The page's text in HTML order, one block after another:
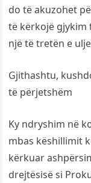
do të akuzohet
të kërkojë
një të tretën e
Gjithashtu,
të përjetshëm
Ky ndryshim në
mbas këshillimit
kërkuar
drejtësisë si